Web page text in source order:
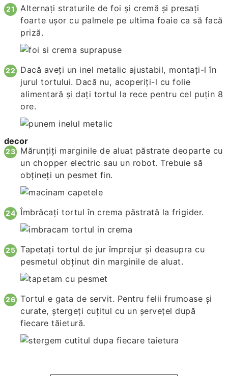
Alternați straturile de foi și cremă și presați
foarte ușor cu palmele pe ultima foaie ca să facă
priză.
Dacă aveți un inel metalic ajustabil, montați-l în
jurul tortului. Dacă nu, acoperiți-l cu folie
alimentară și dați tortul la rece pentru cel puțin 8
ore.
decor
Mărunțiți marginile de aluat păstrate deoparte cu
un chopper electric sau un robot. Trebuie să
obțineți un pesmet fin.
Îmbrăcați tortul în crema păstrată la frigider.
Tapetați tortul de jur împrejur și deasupra cu
pesmetul obținut din marginile de aluat.
Tortul e gata de servit. Pentru felii frumoase și
curate, ștergeți cuțitul cu un șervețel după
fiecare tăietură.